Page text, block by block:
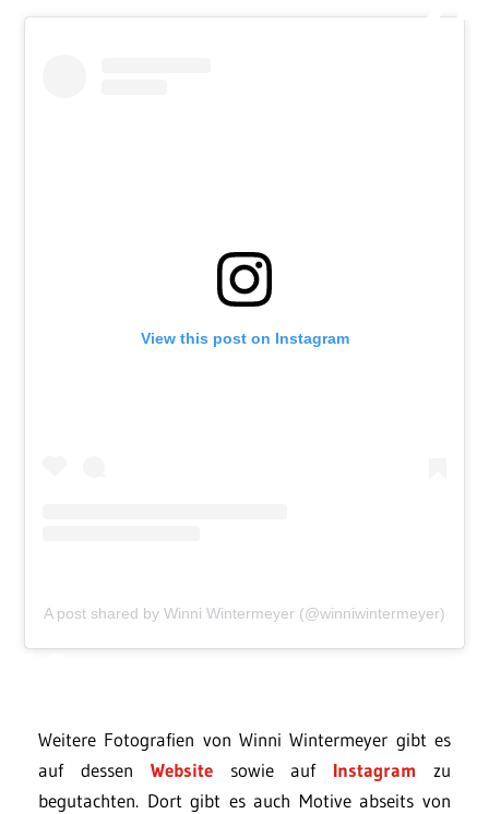
View this post on Instagram
A post shared by Winni Wintermeyer (@winniwintermeyer)
Weitere Fotografien von Winni Wintermeyer gibt es
auf dessen Websitesowie auf Instagram zu
begutachten. Dort gibt es auch Motive abseits von